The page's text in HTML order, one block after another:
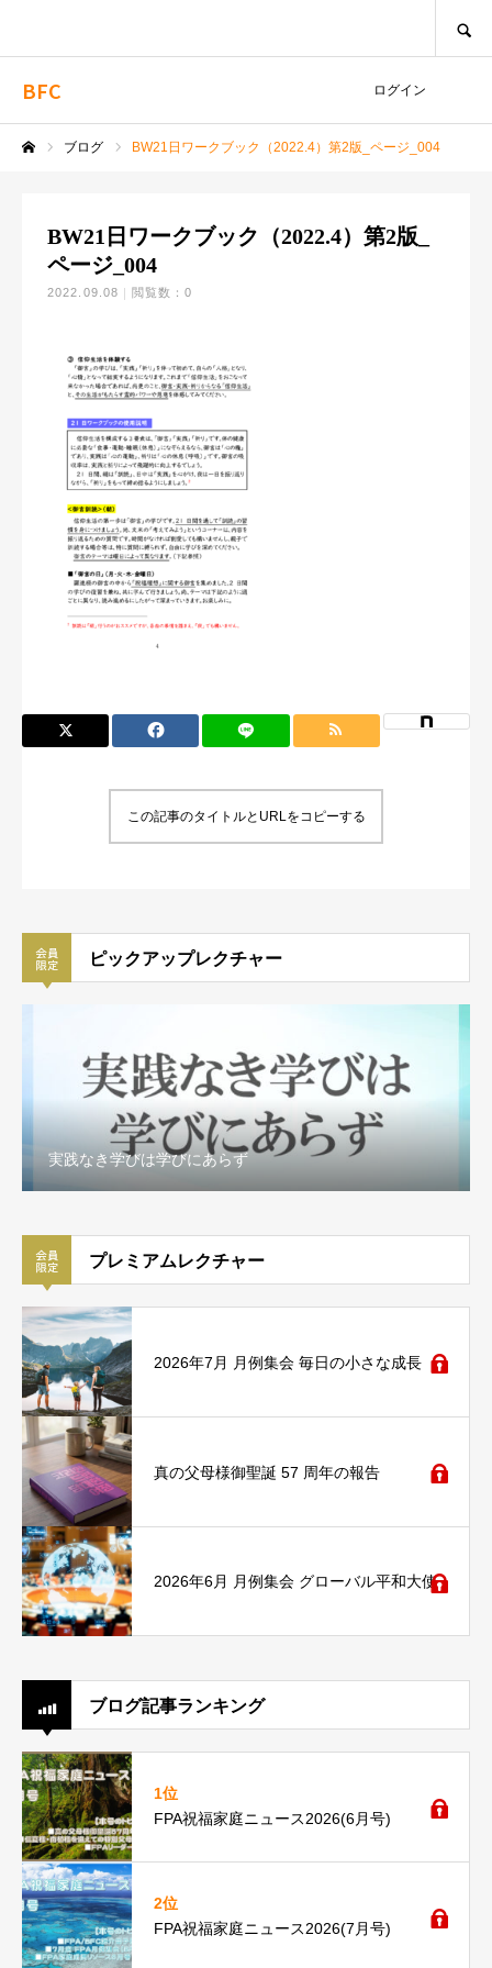
BFC ログイン
ブログ BW21日ワークブック（2022.4）第2版_ページ_004
BW21日ワークブック（2022.4）第2版_
ページ_004
2022.09.08 閲覧数：0
この記事のタイトルとURLをコピーする
ピックアップレクチャー
実践なき学びは学びにあらず
プレミアムレクチャー
2026年7月 月例集会 毎日の小さな成長
真の父母様御聖誕 57 周年の報告
2026年6月 月例集会 グローバル平和大使
ブログ記事ランキング
1位
FPA祝福家庭ニュース2026(6月号)
2位
FPA祝福家庭ニュース2026(7月号)